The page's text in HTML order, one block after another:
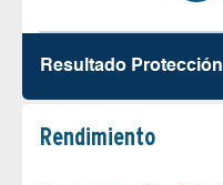
Resultado Protección
Rendimiento